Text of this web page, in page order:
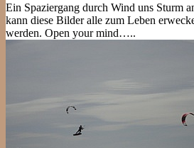
Ein Spaziergang durch Wind uns Sturm
kann diese Bilder alle zum Leben
werden. Open your mind…..